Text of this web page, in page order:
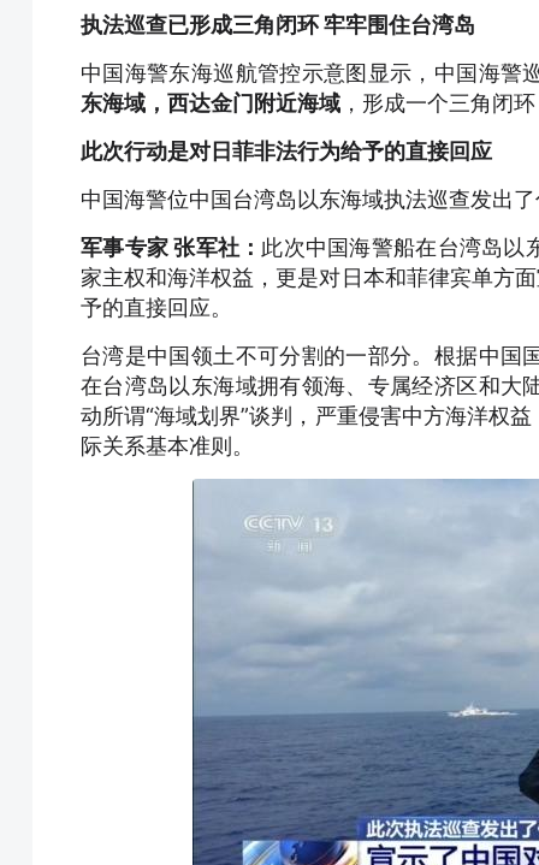
执法巡查已形成三角闭环 牢牢围住台湾岛
中国海警东海巡航管控示意图显示，中国海警
东海域，西达金门附近海域 ，形成一个三角闭
此次行动是对日菲非法行为给予的直接回应
中国海警位中国台湾岛以东海域执法巡查发出
军事专家 张军社： 此次中国海警船在台湾岛以
家主权和海洋权益，更是对日本和菲律宾单方
予的直接回应。
台湾是中国领土不可分割的一部分。根据中国
在台湾岛以东海域拥有领海、专属经济区和大
动所谓“海域划界”谈判，严重侵害中方海洋权
际关系基本准则。